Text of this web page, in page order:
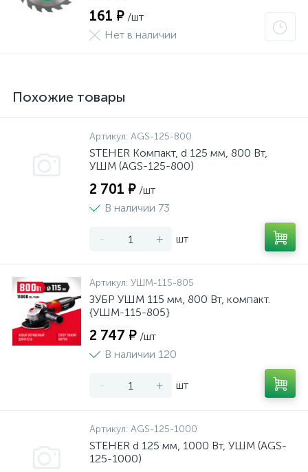
161 ₽ /шт
Нет в наличии
Похожие товары
Артикул: AGS-125-800
STEHER Компакт, d 125 мм, 800 Вт,
УШМ (AGS-125-800)
2 701 ₽ /шт
В наличии 73
- + шт
Артикул: УШМ-115-805
ЗУБР УШМ 115 мм, 800 Вт, компакт.
{УШМ-115-805}
2 747 ₽ /шт
В наличии 120
- + шт
Артикул: AGS-125-1000
STEHER d 125 мм, 1000 Вт, УШМ (AGS-
125-1000)